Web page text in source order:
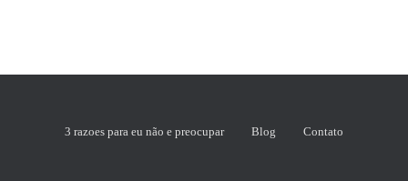
3 razoes para eu não e preocupar Blog Contato